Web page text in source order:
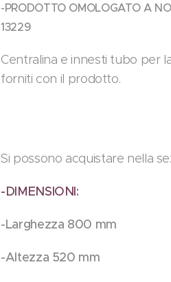
-PRODOTTO OMOLOGATO A
13229
Centralina e innesti tubo per
forniti con il prodotto.
Si possono acquistare nella
-DIMENSIONI:
-Larghezza 800 mm
-Altezza 520 mm